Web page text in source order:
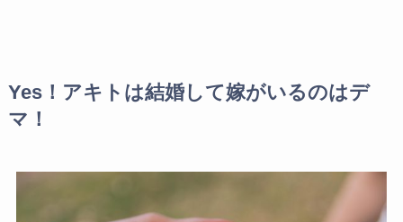
Yes！アキトは結婚して嫁がいるのはデ
マ！